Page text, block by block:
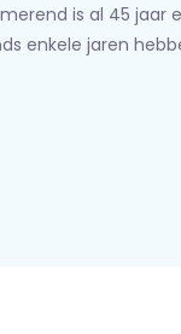
is al 45
enkele jaren